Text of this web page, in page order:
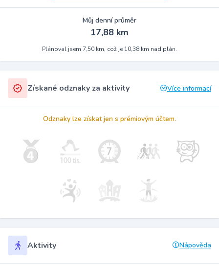
Můj denní průměr
17,88 km
Plánoval jsem 7,50 km, což je 10,38 km nad plán.
Získané odznaky za aktivity Více informací
Odznaky lze získat jen s prémiovým účtem.
Aktivity Nápověda